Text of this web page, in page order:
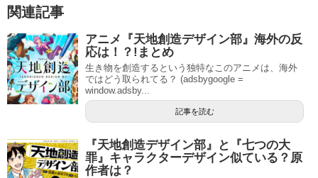
関連記事
アニメ『天地創造デザイン部』海外の反
応は！？!まとめ
生き物を創造するという独特なこのアニメは、海外
ではどう取られてる？ (adsbygoogle =
window.adsby...
記事を読む
『天地創造デザイン部』と『七つの大
罪』キャラクターデザイン似ている？原
作者は？